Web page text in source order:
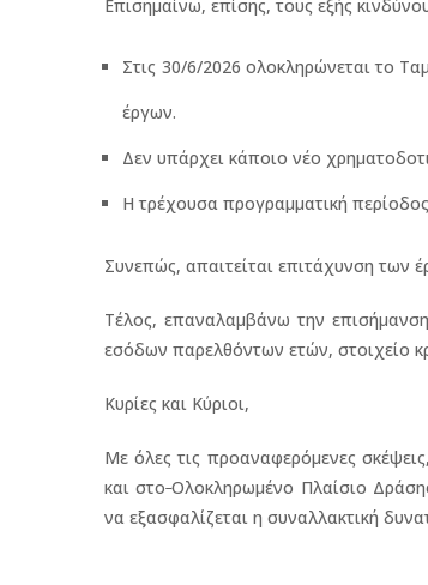
Επισημαίνω, επίσης, τους εξής
Στις 30/6/2026 ολοκληρώνεται το
έργων.
Δεν υπάρχει κάποιο νέο
Η τρέχουσα προγραμματική
Συνεπώς, απαιτείται επιτάχυνση των
Τέλος, επαναλαμβάνω την
εσόδων παρελθόντων ετών, στοιχείο
Κυρίες και Κύριοι,
Με όλες τις προαναφερόμενες
και στο Ολοκληρωμένο Πλαίσιο
να εξασφαλίζεται η συναλλακτική